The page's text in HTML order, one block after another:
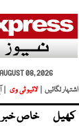
AUGUST 08, 2026
اشتہار لگائیں |
لائیو ٹی وی |
کھیل خاص